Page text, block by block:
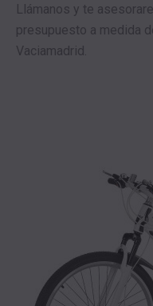
Llámanos y te
presupuesto a medida
Vaciamadrid.